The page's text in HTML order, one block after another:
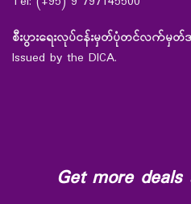
စီးပွားရေးလုပ်ငန်းမှတ်ပုံတင်လက်မှ
Issued by the DICA.
Get more deals